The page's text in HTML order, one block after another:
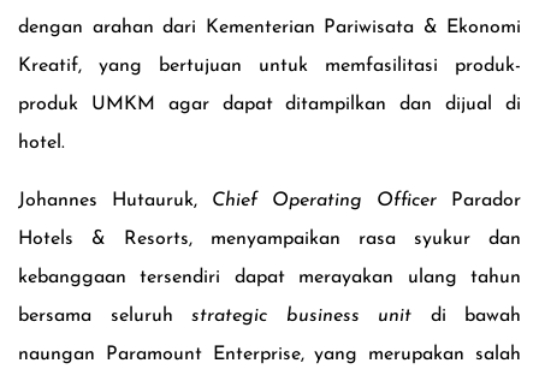
dengan arahan dari Kementerian Pariwisata & Ekonomi
Kreatif, yang bertujuan untuk memfasilitasi produk-
produk UMKM agar dapat ditampilkan dan dijual di
hotel.
Johannes Hutauruk, Chief Operating Officer Parador
Hotels & Resorts, menyampaikan rasa syukur dan
kebanggaan tersendiri dapat merayakan ulang tahun
bersama seluruh strategic business unit di bawah
naungan Paramount Enterprise, yang merupakan salah